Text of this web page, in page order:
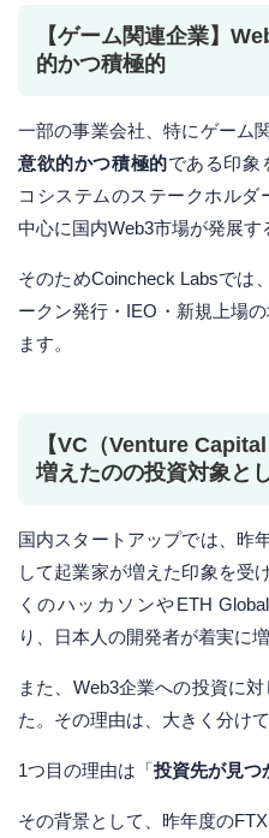
【ゲーム関連企業】
的かつ積極的
一部の事業会社、特にゲーム
意欲的かつ積極的である印象
コシステムのステークホル
中心に国内Web3市場が発展す
そのためCoincheck Labsでは
ークン発行・IEO・新規上場
ます。
【VC（Venture
増えたのの投資対象と
国内スタートアップでは、昨
して起業家が増えた印象を受
くのハッカソンやETH
り、日本人の開発者が着実に
また、Web3企業への投資に
た。その理由は、大きく分け
1つ目の理由は「投資先が見つ
その背景として、昨年度の